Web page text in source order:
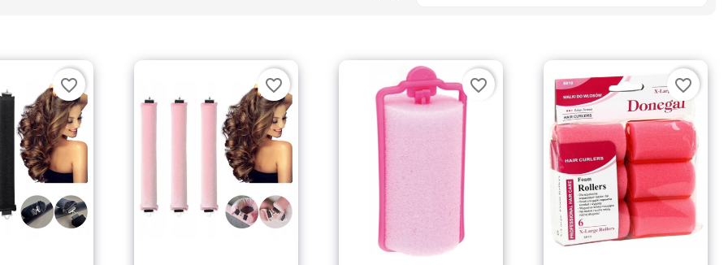
3W CLINIC Vitamin C
&...
Cena
97,00 zł
favorite_border favorite_border favorite_border favorite_border